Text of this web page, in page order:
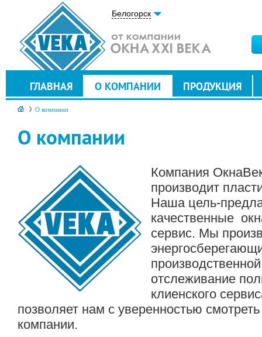
Белогорск
ГЛАВНАЯ О КОМПАНИИ ПРОДУКЦИЯ
О компании
О компании
Компания
производит
Наша цель-
качественные
сервис. Мы
отслеживание
клиенского
позволяет нам с уверенностью
компании.